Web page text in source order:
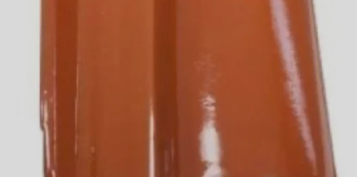
Telha americana resinada branca
Telha americana resinada cores
Telha americana resinada mesclada